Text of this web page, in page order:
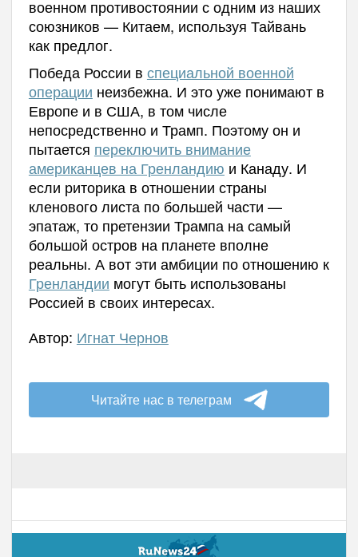
военном противостоянии с одним из наших
союзников — Китаем, используя Тайвань
как предлог.
Победа России в специальной военной
операции неизбежна. И это уже понимают в
Европе и в США, в том числе
непосредственно и Трамп. Поэтому он и
пытается переключить внимание
американцев на Гренландию и Канаду. И
если риторика в отношении страны
кленового листа по большей части —
эпатаж, то претензии Трампа на самый
большой остров на планете вполне
реальны. А вот эти амбиции по отношению к
Гренландии могут быть использованы
Россией в своих интересах.
Автор: Игнат Чернов
Читайте нас в телеграм